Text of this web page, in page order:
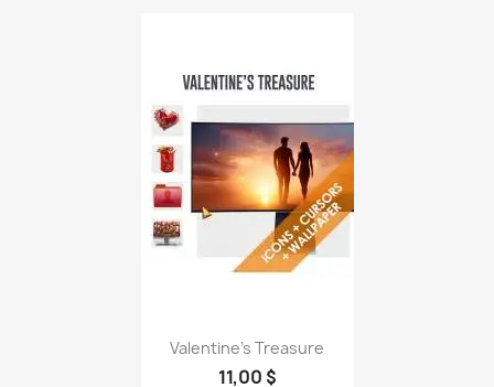
Valentine's Treasure
11,00 $